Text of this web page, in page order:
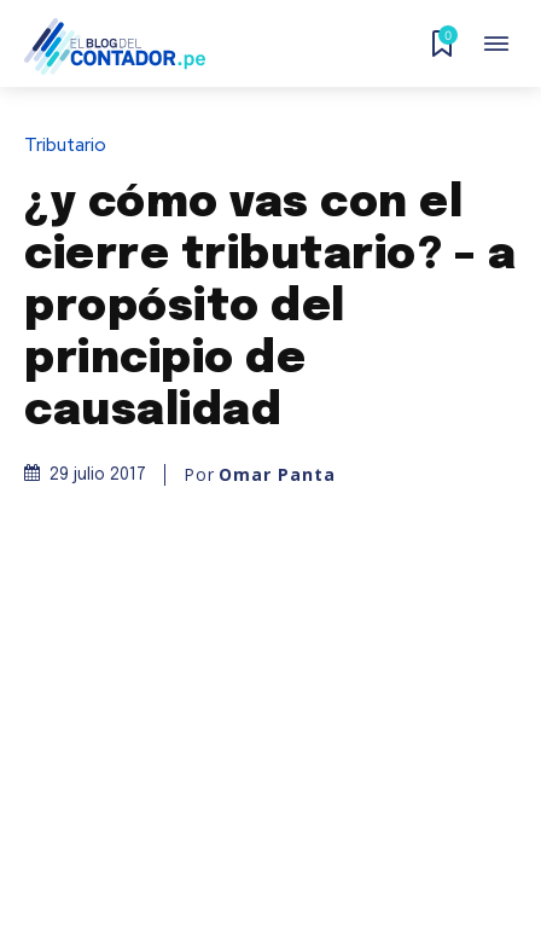
0
Tributario
¿y cómo vas con el
cierre tributario? – a
propósito del
principio de
causalidad
29 julio 2017 Por Omar Panta